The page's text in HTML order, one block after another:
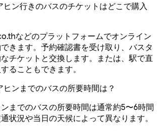
ヒン行きのバスのチケットはどこで購入
などのプラットフォームでオンライン
きます。予約確認書を受け取り、バスタ
チケットと交換します。または、駅で直
ることもできます。
ンまでのバスの所要時間は？
までのバスの所要時間は通常約5〜6時間
状況や当日の天候によって異なります。